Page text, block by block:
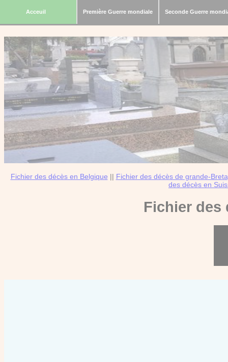
Acceuil Première Guerre mondiale Seconde Guerre
Fichier des décès en Belgique || Fichier des décès de grande-
des décès en
Fichier des